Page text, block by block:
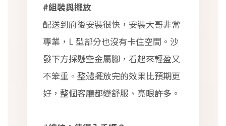
#組裝與擺放
配送到府後安裝很快，安裝大哥非常
專業，L 型部分也沒有卡住空間。沙
發下方採懸空金屬腳，看起來輕盈又
不笨重。整體擺放完的效果比預期更
好，整個客廳都變舒服、亮眼許多。